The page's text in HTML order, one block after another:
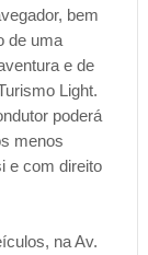
bem
de uma
e de
Light.
poderá
menos
e com direito
na Av.